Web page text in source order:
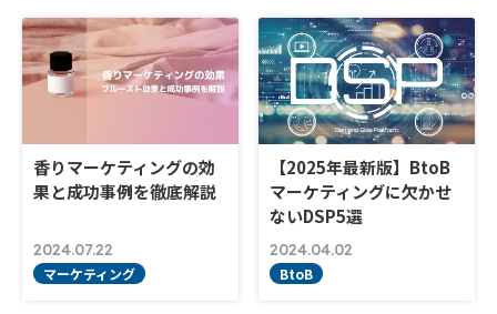
香りマーケティングの効
果と成功事例を徹底解説
2024.07.22
マーケティング
【2025年最新版】BtoB
マーケティングに欠かせ
ないDSP5選
2024.04.02
BtoB